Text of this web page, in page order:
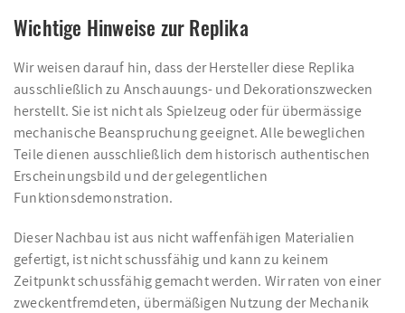
Wichtige Hinweise zur Replika
Wir weisen darauf hin, dass der Hersteller diese Replika
ausschließlich zu Anschauungs- und Dekorationszwecken
herstellt. Sie ist nicht als Spielzeug oder für übermässige
mechanische Beanspruchung geeignet. Alle beweglichen
Teile dienen ausschließlich dem historisch authentischen
Erscheinungsbild und der gelegentlichen
Funktionsdemonstration.
Dieser Nachbau ist aus nicht waffenfähigen Materialien
gefertigt, ist nicht schussfähig und kann zu keinem
Zeitpunkt schussfähig gemacht werden. Wir raten von einer
zweckentfremdeten, übermäßigen Nutzung der Mechanik